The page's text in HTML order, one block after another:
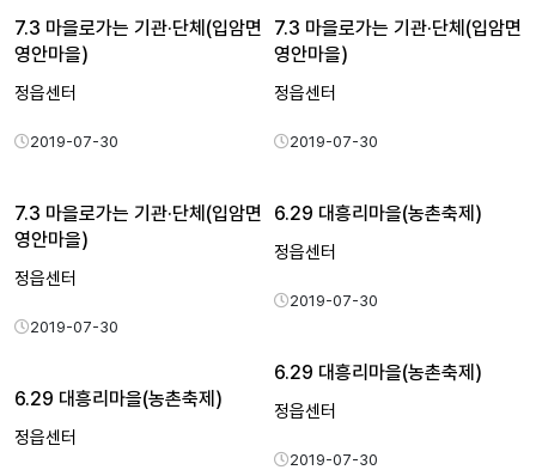
7.3 마을로가는 기관·단체(입암면
영안마을)
정읍센터
2019-07-30
7.3 마을로가는 기관·단체(입암면
영안마을)
정읍센터
2019-07-30
7.3 마을로가는 기관·단체(입암면
영안마을)
정읍센터
2019-07-30
6.29 대흥리마을(농촌축제)
정읍센터
2019-07-30
6.29 대흥리마을(농촌축제)
정읍센터
2019-07-30
6.29 대흥리마을(농촌축제)
정읍센터